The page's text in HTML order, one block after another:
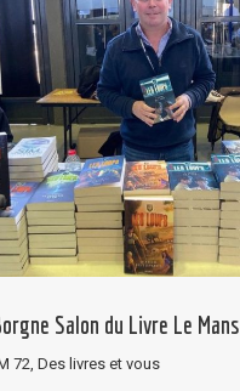
Salon du Livre Le Mans
72 Des livres et vous